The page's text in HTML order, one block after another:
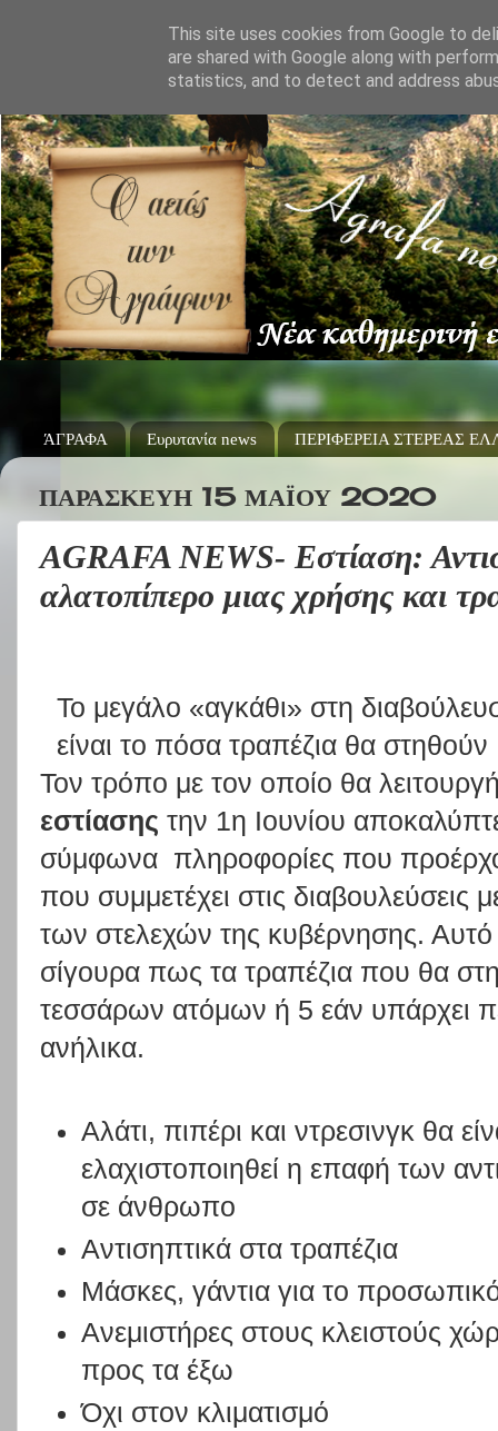
ΆΓΡΑΦΑ Ευρυτανία news ΠΕΡΙΦΕΡΕΙΑ ΣΤΕΡΕΑΣ
ΠΑΡΑΣΚΕΥΉ 15 ΜΑΪ́ΟΥ 2020
AGRAFA NEWS- Εστίαση:
αλατοπίπερο μιας χρήσης και
Το μεγάλο «αγκάθι» στη
είναι το πόσα τραπέζια θα στηθούν
Τον τρόπο με τον οποίο θα
εστίασης την 1η Ιουνίου
σύμφωνα πληροφορίες που
που συμμετέχει στις διαβουλεύσεις
των στελεχών της κυβέρνησης. Αυτό
σίγουρα πως τα τραπέζια που θα
τεσσάρων ατόμων ή 5 εάν υπάρχει
ανήλικα.
Αλάτι, πιπέρι και ντρεσινγκ θα
ελαχιστοποιηθεί η επαφή των
σε άνθρωπο
Αντισηπτικά στα τραπέζια
Μάσκες, γάντια για το
Ανεμιστήρες στους κλειστούς
προς τα έξω
Όχι στον κλιματισμό
This site uses cookies from Google to
are shared with Google along with
statistics, and to detect and address